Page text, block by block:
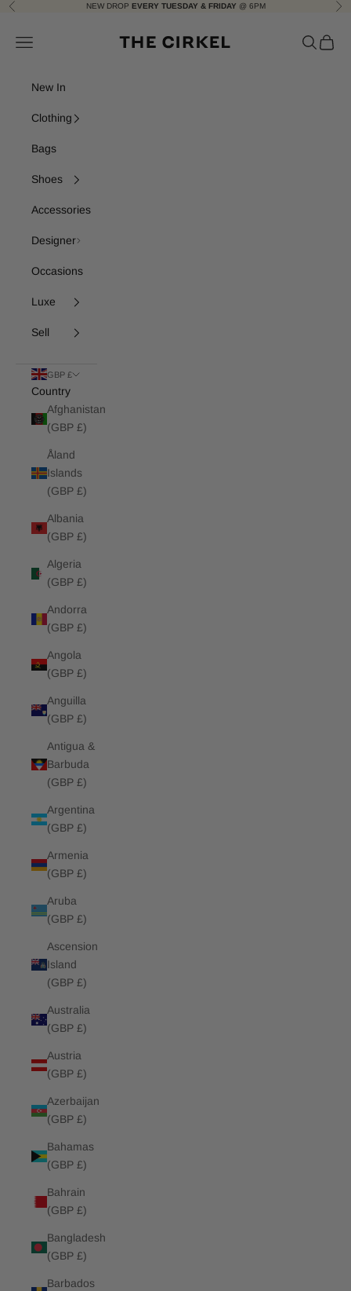
Skip to content
Previous NEW DROP EVERY TUESDAY & FRIDAY @ 6PM
Navigation menu Search
Cart
New In
Clothing
Bags
Shoes
Accessories
Designer
Occasions
Luxe
Sell
GBP £
Country
Afghanistan
(GBP £)
Åland
Islands
(GBP £)
Albania
(GBP £)
Algeria
(GBP £)
Andorra
(GBP £)
Angola
(GBP £)
Anguilla
(GBP £)
Antigua &
Barbuda
(GBP £)
Argentina
(GBP £)
Armenia
(GBP £)
Aruba
(GBP £)
Ascension
Island
(GBP £)
Australia
(GBP £)
Austria
(GBP £)
Azerbaijan
(GBP £)
Bahamas
(GBP £)
Bahrain
(GBP £)
Bangladesh
(GBP £)
Barbados